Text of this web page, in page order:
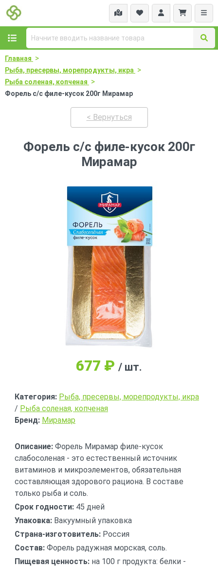
Главная >
Рыба, пресервы, морепродукты, икра >
Рыба соленая, копченая >
Форель с/с филе-кусок 200г Мирамар
< Вернуться
Форель с/с филе-кусок 200г
Мирамар
677 ₽ / шт.
Категория: Рыба, пресервы, морепродукты, икра
/ Рыба соленая, копченая
Бренд: Мирамар
Описание: Форель Мирамар филе-кусок
слабосоленая - это естественный источник
витаминов и микроэлементов, обязательная
составляющая здорового рациона. В составе
только рыба и соль.
Срок годности: 45 дней
Упаковка: Вакуумный упаковка
Страна-изготовитель: Россия
Состав: Форель радужная морская, соль.
Пищевая ценность: на 100 г продукта: белки -